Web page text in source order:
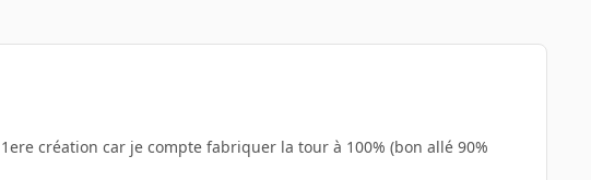
création car je compte fabriquer la tour à 100% (bon allé 90%